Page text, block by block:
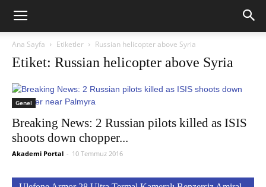
Ana Sayfa Etiketler Russian helicopter above Syria
Etiket: Russian helicopter above Syria
Genel
Breaking News: 2 Russian pilots killed as ISIS
shoots down chopper...
Akademi Portal - 10 Temmuz 2016